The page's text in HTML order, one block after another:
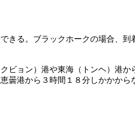
る。ブラックホークの場合、
ョン）港や東海（トンヘ）港
曇港から３時間１８分しかかから